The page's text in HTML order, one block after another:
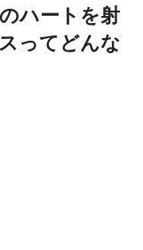
ハートを射
ってどんな